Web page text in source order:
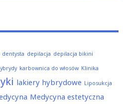
dentysta depilacja depilacja bikini
karbownica do włosów Klinika
lakiery hybrydowe Liposukcja
Medycyna estetyczna